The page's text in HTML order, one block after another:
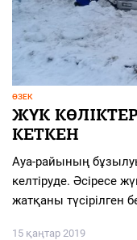
ӨЗЕК
ЖҮК
КЕТКЕН
Ауа-райының
келтіруде. Әсіресе
жатқаны түсірілген
15 қаңтар 2019